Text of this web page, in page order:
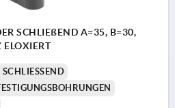
SCHLIEßEND A=35, B=30,